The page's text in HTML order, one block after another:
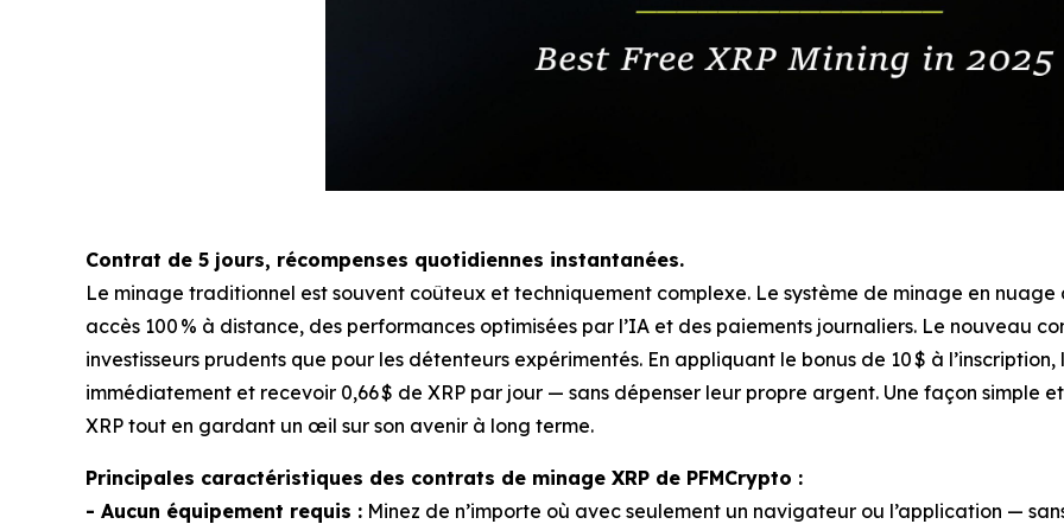
Contrat de 5 jours, récompenses quotidiennes instantanées.
Le minage traditionnel est souvent coûteux et techniquement complexe. Le système de minage en
accès 100 % à distance, des performances optimisées par l’IA et des paiements journaliers. Le nouveau
investisseurs prudents que pour les détenteurs expérimentés. En appliquant le bonus de 10 $ à
immédiatement et recevoir 0,66 $ de XRP par jour — sans dépenser leur propre argent. Une façon simple
XRP tout en gardant un œil sur son avenir à long terme.
Principales caractéristiques des contrats de minage XRP de PFMCrypto :
- Aucun équipement requis : Minez de n’importe où avec seulement un navigateur ou l’application —